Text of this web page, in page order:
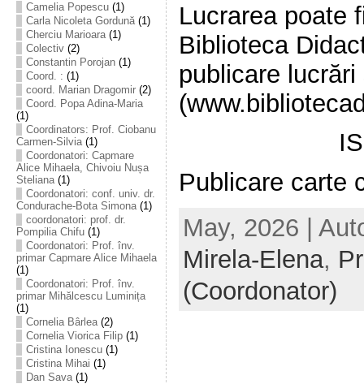
Camelia Popescu(1)
Carla Nicoleta Gordună(1)
Cherciu Marioara(1)
Colectiv(2)
Constantin Porojan(1)
Coord. : (1)
coord. Marian Dragomir(2)
Coord. Popa Adina-Maria
(1)
Coordinators: Prof. Ciobanu
Carmen-Silvia(1)
Coordonatori: Capmare
Alice Mihaela, Chivoiu Nușa
Steliana(1)
Coordonatori: conf. univ. dr.
Condurache-Bota Simona(1)
coordonatori: prof. dr.
Pompilia Chifu(1)
Coordonatori: Prof. înv.
primar Capmare Alice Mihaela
(1)
Coordonatori: Prof. înv.
primar Mihălcescu Luminița
(1)
Cornelia Bârlea(2)
Cornelia Viorica Filip(1)
Cristina Ionescu(1)
Cristina Mihai (1)
Dan Sava(1)
Lucrarea poate
Biblioteca
publicare
Publicare carte
May, 2026 |
Mirela-Elena,
(Coordonator)